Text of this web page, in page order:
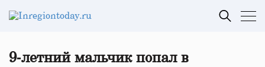
9‑летний мальчик попал в